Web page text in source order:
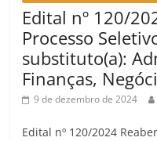
Edital nº 120/
Processo
substituto(a):
Finanças,
9 de dezembro de 2024
Edital nº 120/2024